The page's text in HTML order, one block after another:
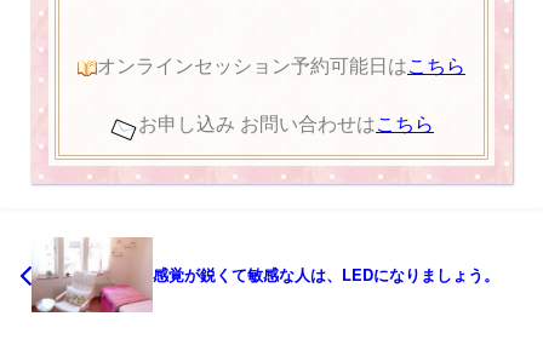
オンラインセッション予約可能日はこちら
お申し込み お問い合わせはこちら
感覚が鋭くて敏感な人は、LEDになりましょう。